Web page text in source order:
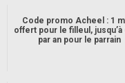
Code promo Acheel : 1
offert pour le filleul, jusqu’à
par an pour le parrain